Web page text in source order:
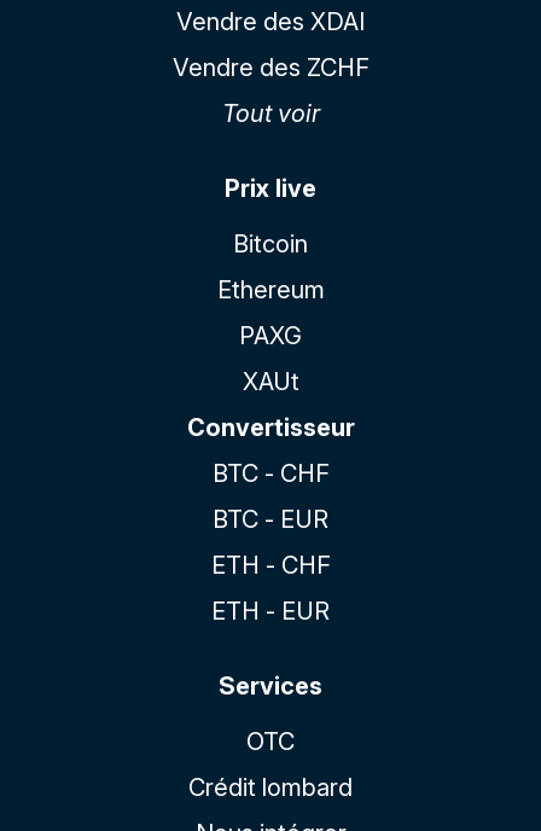
Vendre des XDAI
Vendre des ZCHF
Tout voir
Prix live
Bitcoin
Ethereum
PAXG
XAUt
Convertisseur
BTC - CHF
BTC - EUR
ETH - CHF
ETH - EUR
Services
OTC
Crédit lombard